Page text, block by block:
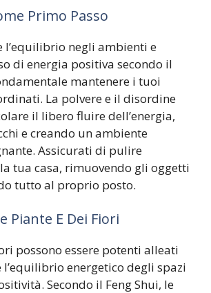
Primo Passo
l’equilibrio negli ambienti e
di energia positiva secondo il
mantenere i tuoi
La polvere e il disordine
il libero fluire dell’energia,
e creando un ambiente
Assicurati di pulire
tua casa, rimuovendo gli oggetti
tutto al proprio posto.
Piante E Dei Fiori
possono essere potenti alleati
l’equilibrio energetico degli spazi
Secondo il Feng Shui, le